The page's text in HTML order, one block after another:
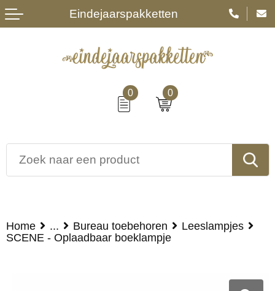
0 0
Eindejaarspakketten
Home ... Bureau toebehoren
Leeslampjes
SCENE - Oplaadbaar boeklampje